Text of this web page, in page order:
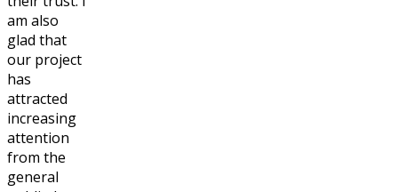
am also
glad that
our project
has
attracted
increasing
attention
from the
general